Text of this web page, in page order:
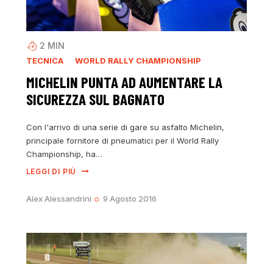
2 MIN
TECNICA WORLD RALLY CHAMPIONSHIP
MICHELIN PUNTA AD AUMENTARE LA
SICUREZZA SUL BAGNATO
Con l'arrivo di una serie di gare su asfalto Michelin,
principale fornitore di pneumatici per il World Rally
Championship, ha…
LEGGI DI PIÙ
Alex Alessandrini 9 Agosto 2016